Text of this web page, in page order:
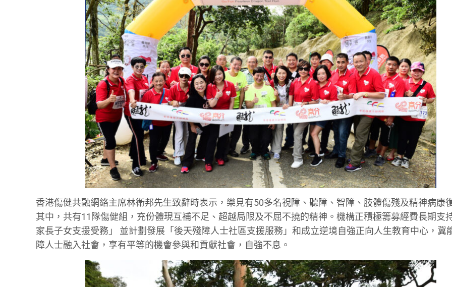
香港傷健共融網絡主席林衛邦先生致辭時表示，樂見有50多名視障、聽障、智障、肢體傷殘及精神病康
其中，共有11隊傷健組，充份體現互補不足、超越局限及不屈不撓的精神。機構正積極籌募經費長期支
家長子女支援受務」 並計劃發展「後天殘障人士社區支援服務」和成立逆境自強正向人生教育中心，冀
障人士融入社會，享有平等的機會參與和貢獻社會，自強不息。